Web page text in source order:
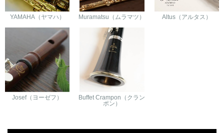
YAMAHA（ヤマハ） Muramatsu（ムラマツ） Altus（アルタス）
Josef（ヨーゼフ）
Buffet Crampon（クラン
ポン）